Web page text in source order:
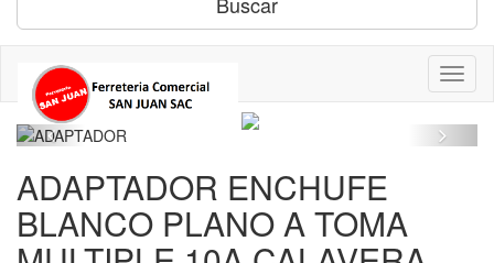
ADAPTADOR ENCHUFE
BLANCO PLANO A TOMA